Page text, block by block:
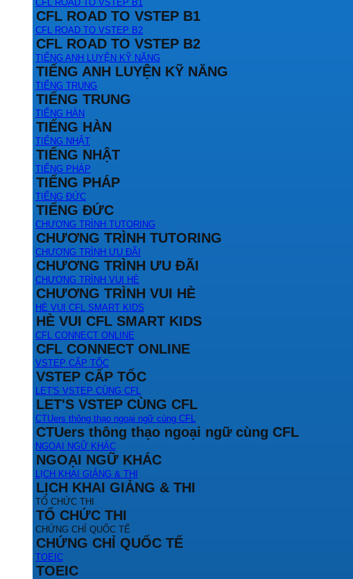
CFL ROAD TO VSTEP B1
CFL ROAD TO VSTEP B1
CFL ROAD TO VSTEP B2
CFL ROAD TO VSTEP B2
TIẾNG ANH LUYỆN KỸ NĂNG
TIẾNG ANH LUYỆN KỸ NĂNG
TIẾNG TRUNG
TIẾNG TRUNG
TIẾNG HÀN
TIẾNG HÀN
TIẾNG NHẬT
TIẾNG NHẬT
TIẾNG PHÁP
TIẾNG PHÁP
TIẾNG ĐỨC
TIẾNG ĐỨC
CHƯƠNG TRÌNH TUTORING
CHƯƠNG TRÌNH TUTORING
CHƯƠNG TRÌNH ƯU ĐÃI
CHƯƠNG TRÌNH ƯU ĐÃI
CHƯƠNG TRÌNH VUI HÈ
CHƯƠNG TRÌNH VUI HÈ
HÈ VUI CFL SMART KIDS
HÈ VUI CFL SMART KIDS
CFL CONNECT ONLINE
CFL CONNECT ONLINE
VSTEP CẤP TỐC
VSTEP CẤP TỐC
LET'S VSTEP CÙNG CFL
LET'S VSTEP CÙNG CFL
CTUers thông thạo ngoại ngữ cùng CFL
CTUers thông thạo ngoại ngữ cùng CFL
NGOẠI NGỮ KHÁC
NGOẠI NGỮ KHÁC
LỊCH KHAI GIẢNG & THI
LỊCH KHAI GIẢNG & THI
TỔ CHỨC THI
TỔ CHỨC THI
CHỨNG CHỈ QUỐC TẾ
CHỨNG CHỈ QUỐC TẾ
TOEIC
TOEIC